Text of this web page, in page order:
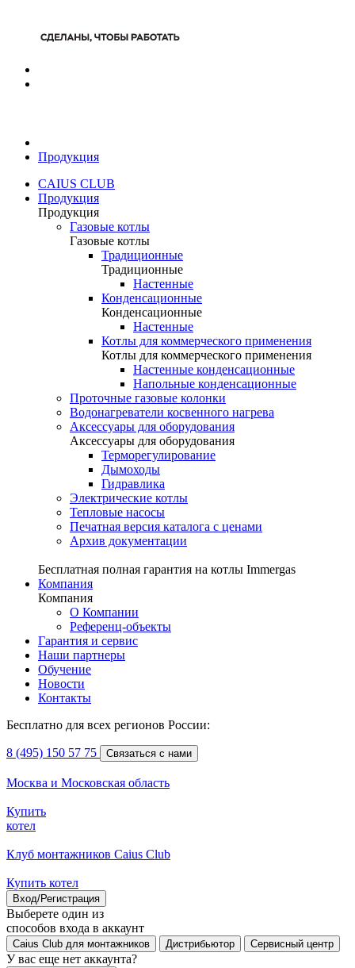
Продукция
CAIUS CLUB
Продукция
Продукция
Газовые котлы
Газовые котлы
Традиционные
Традиционные
Настенные
Конденсационные
Конденсационные
Настенные
Котлы для коммерческого применения
Котлы для коммерческого применения
Настенные конденсационные
Напольные конденсационные
Проточные газовые колонки
Водонагреватели косвенного нагрева
Аксессуары для оборудования
Аксессуары для оборудования
Терморегулирование
Дымоходы
Гидравлика
Электрические котлы
Тепловые насосы
Печатная версия каталога с ценами
Архив документации
Бесплатная полная гарантия на котлы Immergas
Компания
Компания
О Компании
Референц-объекты
Гарантия и сервис
Наши партнеры
Обучение
Новости
Контакты
Бесплатно для всех регионов России:
8 (495) 150 57 75 Связаться с нами
Москва и Московская область
Купить
котел
Клуб монтажников Caius Club
Купить котел
Вход/Регистрация
Выберете один из
способов входа в аккаунт
Caius Club для монтажников Дистрибьютор Сервисный центр
У вас еще нет аккаунта?